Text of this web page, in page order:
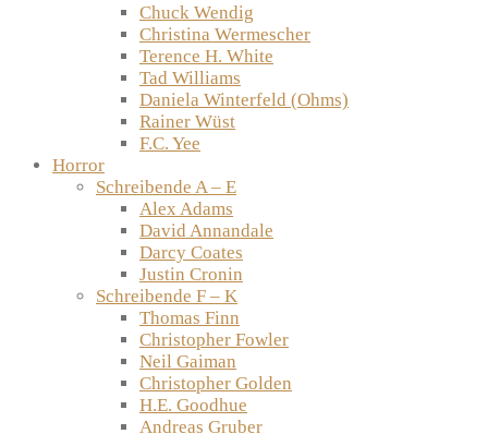
Chuck Wendig
Christina Wermescher
Terence H. White
Tad Williams
Daniela Winterfeld (Ohms)
Rainer Wüst
F.C. Yee
Horror
Schreibende A – E
Alex Adams
David Annandale
Darcy Coates
Justin Cronin
Schreibende F – K
Thomas Finn
Christopher Fowler
Neil Gaiman
Christopher Golden
H.E. Goodhue
Andreas Gruber